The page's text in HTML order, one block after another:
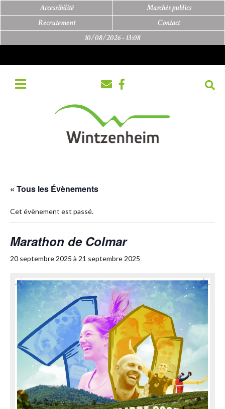
Accessibilité
Marchés publics
Recrutement
Contact
10/08/2026 -13:08
« Tous les Évènements
Cet évènement est passé.
Marathon de Colmar
20 septembre 2025 à 21 septembre 2025